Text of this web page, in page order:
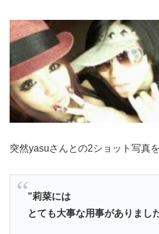
突然yasuさんとの2ショット写真を
”莉菜には
とても大事な用事がありました